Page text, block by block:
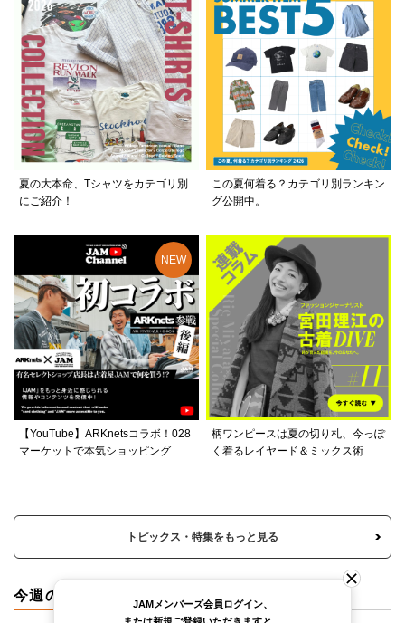
夏の大本命、Tシャツをカテゴリ別
にご紹介！
この夏何着る？カテゴリ別ランキン
グ公開中。
【YouTube】ARKnetsコラボ！028
マーケットで本気ショッピング
柄ワンピースは夏の切り札、今っぽ
く着るレイヤード＆ミックス術
トピックス・特集をもっと見る
JAMメンバーズ会員ログイン、
または新規ご登録いただきますと、
今週のカテゴリランキング